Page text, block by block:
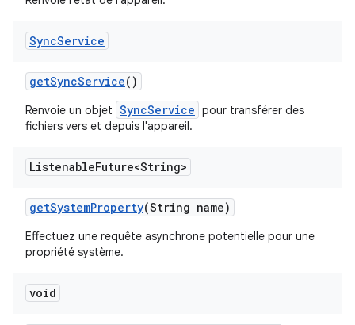
SyncService
getSyncService()
Renvoie un objet SyncService pour transférer des
fichiers vers et depuis l'appareil.
ListenableFuture<String>
getSystemProperty(String name)
Effectuez une requête asynchrone potentielle pour une
propriété système.
void